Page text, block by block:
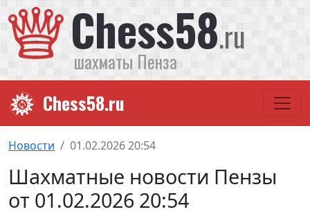
Chess58.ru
шахматы Пенза
Chess58.ru
Новости 01.02.2026 20:54
Шахматные новости Пензы
от 01.02.2026 20:54